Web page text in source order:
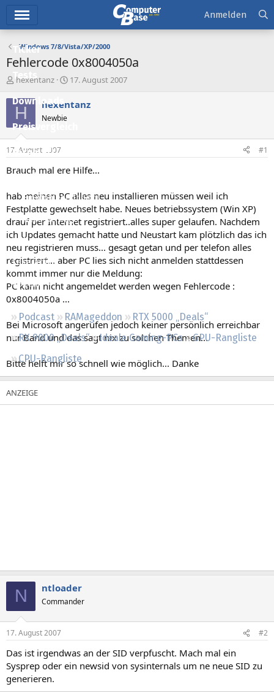
Ticker
Tests
Downloads
Preisvergleich
Forum
Aktuelles
Empfohlene Inhalte
Neue Beiträge
Neueste Aktivitäten
Leserartikel
Regeln
Podcast RAMageddon
RTX 5000 „Deals“
RX 9000 „Deals“
Ideale Gaming-PCs
GPU-Rangliste
CPU-Rangliste
Anmelden
Windows 7/8/Vista/XP/2000
Fehlercode 0x8004050a
E
s
t
e
e
r
hexentanz
E
s
t
a
17. August 2007
H hexentanz
Newbie
17. August 2007 #1
Brauch mal ere Hilfe...
hab meinen PC alles neu installieren müssen weil ich
Festplatte gewechselt habe. Neues betriebssystem (Win XP)
drauf per Internet registriert..alles super gelaufen. Nachdem
ich Updates gemacht hatte und Neustart kam plötzlich das ich
neu registrieren muss... gesagt getan und per telefon alles
registriert... aber PC lies sich nicht anmelden stattdessen
kommt immer nur die Meldung:
PC kann nicht angemeldet werden wegen Fehlercode :
0x8004050a ...
Bei Microsoft angerufen jedoch keiner persönlich erreichbar
nur Band und das sagt nix zu solchen Themen...
Bitte helft mir so schnell wie möglich... Danke
N ntloader
Commander
17. August 2007 #2
Das ist irgendwas an der SID verpfuscht. Mach mal ein
Sysprep oder ein newsid von sysinternals um ne neue SID zu
generieren.